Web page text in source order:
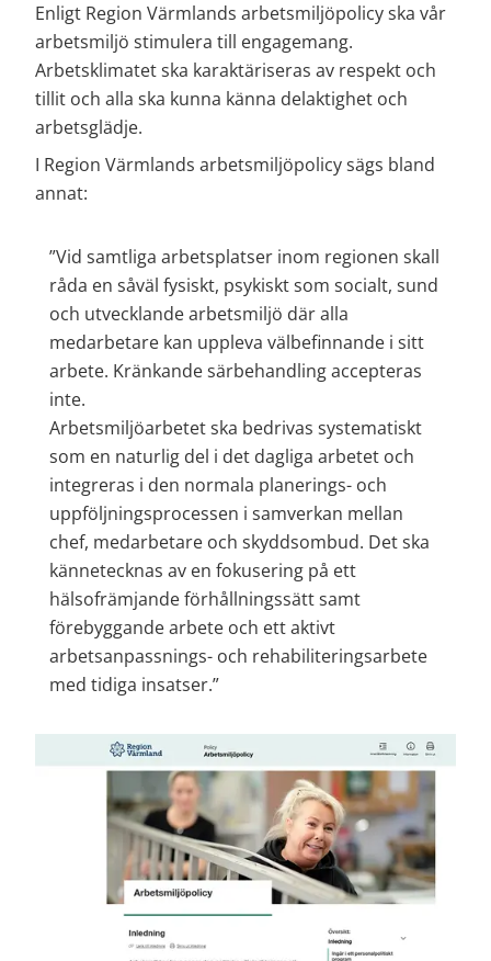
Enligt Region Värmlands arbetsmiljöpolicy ska vår
arbetsmiljö stimulera till engagemang.
Arbetsklimatet ska karaktäriseras av respekt och
tillit och alla ska kunna känna delaktighet och
arbetsglädje.
I Region Värmlands arbetsmiljöpolicy sägs bland
annat:
”Vid samtliga arbetsplatser inom regionen skall
råda en såväl fysiskt, psykiskt som socialt, sund
och utvecklande arbetsmiljö där alla
medarbetare kan uppleva välbefinnande i sitt
arbete. Kränkande särbehandling accepteras
inte.
Arbetsmiljöarbetet ska bedrivas systematiskt
som en naturlig del i det dagliga arbetet och
integreras i den normala planerings- och
uppföljningsprocessen i samverkan mellan
chef, medarbetare och skyddsombud. Det ska
kännetecknas av en fokusering på ett
hälsofrämjande förhållningssätt samt
förebyggande arbete och ett aktivt
arbetsanpassnings- och rehabiliteringsarbete
med tidiga insatser.”